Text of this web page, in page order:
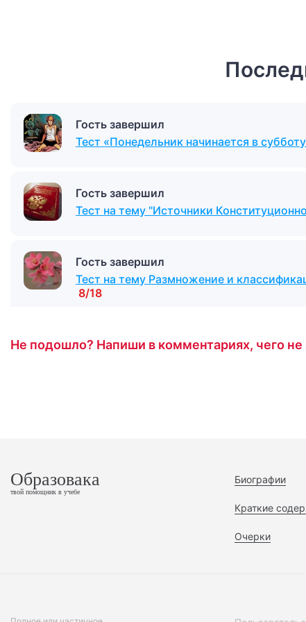
Гость завершил
Тест «Понедельник начинается в
Гость завершил
Тест на тему "Источники
Гость завершил
Тест на тему Размножение и
8/18
Не подошло? Напиши в комментариях, чего не
Образовака
твой помощник в учебе
Биографии
Краткие
Очерки